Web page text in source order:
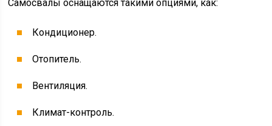
автомобиля
Производитель разрабатывал самосвал «Хово» с
желание не могло не сказаться на показателях